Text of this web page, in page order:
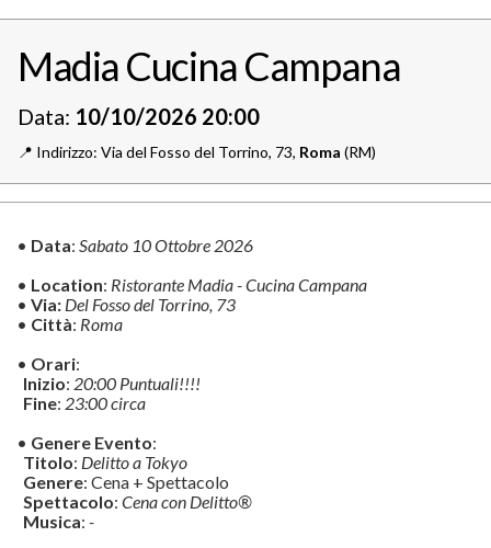
Madia Cucina Campana
Data: 10/10/2026 20:00
📍️ Indirizzo: Via del Fosso del Torrino, 73, Roma (RM)
• Data: Sabato 10 Ottobre 2026
• Location: Ristorante Madia - Cucina Campana
• Via: Del Fosso del Torrino, 73
• Città: Roma
• Orari:
Inizio: 20:00 Puntuali!!!!
Fine: 23:00 circa
• Genere Evento:
Titolo: Delitto a Tokyo
Genere: Cena + Spettacolo
Spettacolo: Cena con Delitto®
Musica: -